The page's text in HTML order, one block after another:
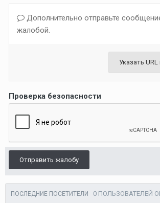
Дополнительно отправьте
жалобой.
Указать
Проверка безопасности
Отправить жалобу
ПОСЛЕДНИЕ ПОСЕТИТЕЛИ 0 ПОЛЬЗОВАТЕЛЕЙ